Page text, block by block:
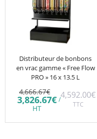
Distributeur de bonbons
en vrac gamme « Free Flow
PRO » 16 x 13.5 L
4,666.67€ Le
prix
initial
4,666.67€.
3,826.67€Le
est :
HT
/4,592.00€
TTC